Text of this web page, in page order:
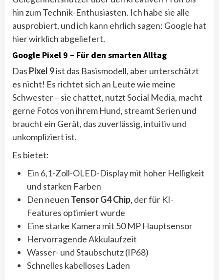
hin zum Technik-Enthusiasten. Ich habe sie alle
ausprobiert, und ich kann ehrlich sagen: Google hat
hier wirklich abgeliefert.
Google Pixel 9 – Für den smarten Alltag
Das Pixel 9ist das Basismodell, aber unterschätzt
es nicht! Es richtet sich an Leute wie meine
Schwester – sie chattet, nutzt Social Media, macht
gerne Fotos von ihrem Hund, streamt Serien und
braucht ein Gerät, das zuverlässig, intuitiv und
unkompliziert ist.
Es bietet:
Ein 6,1-Zoll-OLED-Display mit hoher Helligkeit
und starken Farben
Den neuen Tensor G4 Chip, der für KI-
Features optimiert wurde
Eine starke Kamera mit 50 MP Hauptsensor
Hervorragende Akkulaufzeit
Wasser- und Staubschutz (IP68)
Schnelles kabelloses Laden